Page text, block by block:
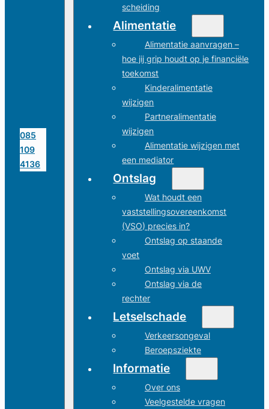
085
109
4136
scheiding
Alimentatie
Alimentatie aanvragen –
hoe jij grip houdt op je financiële
toekomst
Kinderalimentatie
wijzigen
Partneralimentatie
wijzigen
Alimentatie wijzigen met
een mediator
Ontslag
Wat houdt een
vaststellingsovereenkomst
(VSO) precies in?
Ontslag op staande
voet
Ontslag via UWV
Ontslag via de
rechter
Letselschade
Verkeersongeval
Beroepsziekte
Informatie
Over ons
Veelgestelde vragen